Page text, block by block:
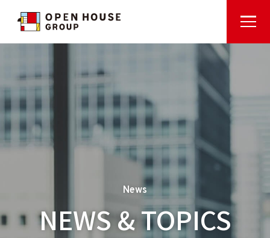
News
NEWS & TOPICS